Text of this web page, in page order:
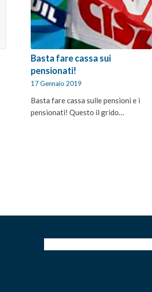
Basta fare cassa sui
pensionati!
17 Gennaio 2019
Basta fare cassa sulle pensioni e i
pensionati! Questo il grido…